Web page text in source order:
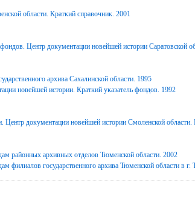
области. Краткий справочник. 2001
Центр документации новейшей истории Саратовской
архива Сахалинской области. 1995
новейшей истории. Краткий указатель фондов. 1992
Центр документации новейшей истории Смоленской
районных архивных отделов Тюменской области. 2002
филиалов государственного архива Тюменской области в